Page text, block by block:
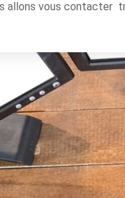
allons vous contacter